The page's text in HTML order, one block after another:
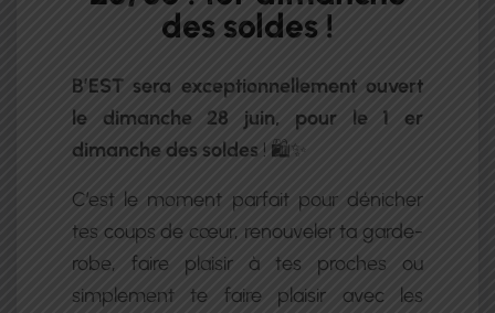
des soldes !
B’EST sera exceptionnellement ouvert
le dimanche 28 juin, pour le 1 er
dimanche des soldes ! 🛍️✨
C’est le moment parfait pour dénicher
tes coups de cœur, renouveler ta garde-
robe, faire plaisir à tes proches ou
simplement te faire plaisir avec les